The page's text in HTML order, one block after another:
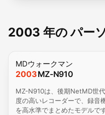
2003 年の パー
MDウォークマン
2003MZ-N910
MZ-N910は、後期NetMD世
度の高いレコーダーで、録音
を高水準でまとめたモデルです